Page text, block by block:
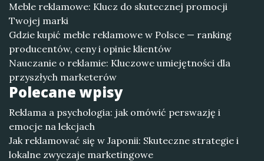
Meble reklamowe: Klucz do skutecznej promocji
Twojej marki
Gdzie kupić meble reklamowe w Polsce — ranking
producentów, ceny i opinie klientów
Nauczanie o reklamie: Kluczowe umiejętności dla
przyszłych marketerów
Polecane wpisy
Reklama a psychologia: jak omówić perswazję i
emocje na lekcjach
Jak reklamować się w Japonii: Skuteczne strategie i
lokalne zwyczaje marketingowe